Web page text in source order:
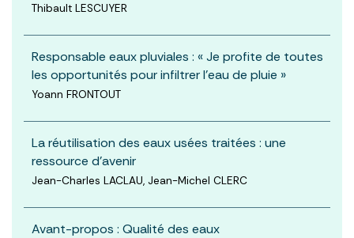
Thibault LESCUYER
Responsable eaux pluviales : « Je profite de toutes
les opportunités pour infiltrer l’eau de pluie »
Yoann FRONTOUT
La réutilisation des eaux usées traitées : une
ressource d’avenir
Jean-Charles LACLAU, Jean-Michel CLERC
Avant-propos : Qualité des eaux